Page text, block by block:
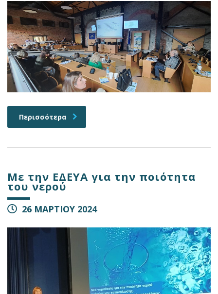
Περισσότερα
Με την ΕΔΕΥΑ για την ποιότητα
του νερού
26 ΜΑΡΤΙΟΥ 2024